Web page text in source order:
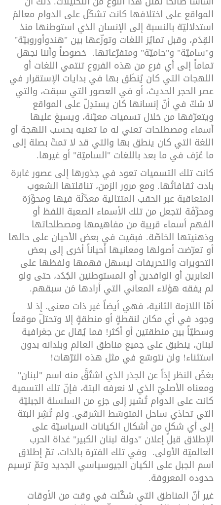
المواقع على اختلافها كانت تشكّل على الدوام معالمَ
استدلاليّة بالنسبة إلى الإنسان الذي استوطنها منذ
القِدَم، وقبل تمايُز اللغات وتوزّعها بين "هندوأوروبيّة"
و"ساميّة" و"حاميّة" ومتفرّعاتها. خصوصاً وأننا نجهل
تماماً إلى أي فرع من هذه الفروع تنتمي اللغات أو
اللهجات التي كان يُنطَق بها في بدايات الإستقرار في
عصر الحجر الحديث، أو في العصور التي سبقت، والتي
لا شكّ في أنّ إنسانها كان يستدِلّ على المواقع
ويتعرّفها من خلال تسميات معيّنة، ويسبغ عليها
أسماء ومصطلحات تعني له ما تعنيه بحسب اللهجة أو
اللغة التي كان ينطق بها والتي قد لا تمتّ بصلة إلى
ما عُرَف في ما بعد باللغات "الساميّة" أو غيرها.
كانت تلك التسميات تعود في جذورها إلى عصور غابرة
بادت ثقافاتُها. ومع مرور الزمن، تناقلتها الشعوب
المتعاقبة عبر الحقب المتتالية معدِّلَة فيها ومحوِّرَة
ومحرِّفَة لتجعل من تلك الأسماء الصعبة اللفظ أو
الفهم أسماء قريبة من مفاهيمها ومصطلحاتها
وذهنيتها الخاصّة. فبقيت في بعض الأحيان على حالها
أو تعرّضت أصولها ومعانيها أحياناً أخرى إلى بعض
التحويرات والتحريفات ليسهل فهمها ولفظها على
العابرين أو الوافدين أو المستوطنين الجُدُد، حتى ولو
لم يفقه هؤلاء المعاني التي أرادها مَن سبقهم.
أمّا اللازمة الثانية، فهي أيضاً غير ذات معنى. إذ لا
وجود في أي مكان لنقطةٍ أو منطقةٍ إلا وتحتلّ موقعاً
وسطيّاً بين منطقتين أو أكثر! فما يُقال عن جغرافية
لبنان، ينطبق على جميع مناطق العالم وبلدانه بدون
استثناء! ولن نتوسّع في مثل هذه الترّهات!
بغضّ النظر إذاً عن الجذر الذي اشتُقَّ منه اسم "لبنان"
ومعناه الأصليّ الذي لا نعرفه البتة، فإنّ تلك التسمية
كانت على الدوام تُشير إلى جزءٍ من السلسلة الجبليّة
التي تحاذي ساحل المتوسّط الشرقي. ولم تُشِر البتة
إلى أي شكلٍ من أشكال الكيانات السياسيّة على
الإطلاق قبل إعلان "دولة لبنان الكبير" غداة الحرب
العالميّة الأولى. وفي تلك الفترة بالذات، تمّ إطلاق
اسم الجبل على الكيان الجيوسياسي الجديد وتمّ ترسيم
حدوده المعروفة.
غير أنّ المناطق التي شكّلت في وقت من الأوقات